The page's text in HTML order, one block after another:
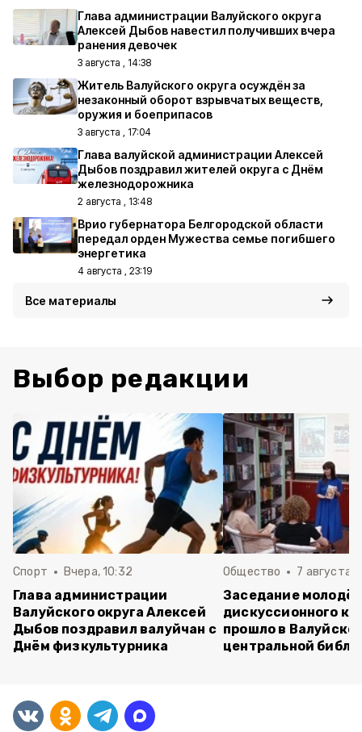
Глава администрации Валуйского округа
Алексей Дыбов навестил получивших вчера
ранения девочек
3 августа , 14:38
Житель Валуйского округа осуждён за
незаконный оборот взрывчатых веществ,
оружия и боеприпасов
3 августа , 17:04
Глава валуйской администрации Алексей
Дыбов поздравил жителей округа с Днём
железнодорожника
2 августа , 13:48
Врио губернатора Белгородской области
передал орден Мужества семье погибшего
энергетика
4 августа , 23:19
Все материалы
Выбор редакции
Спорт Вчера, 10:32
Глава администрации
Валуйского округа Алексей
Дыбов поздравил валуйчан с
Днём физкультурника
Общество 7 августа ,
Заседание
дискуссионного
прошло в
центральной